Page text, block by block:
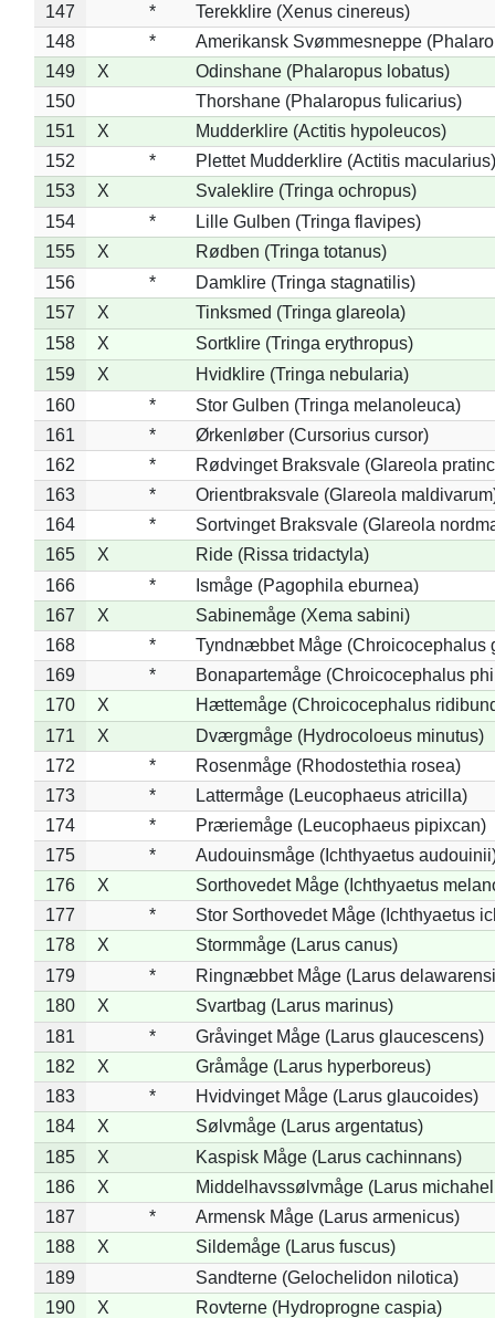
147
*
Terekklire (Xenus cinereus)
148
*
Amerikansk Svømmesneppe
149
X
Odinshane (Phalaropus lobatus)
150
Thorshane (Phalaropus fulicarius)
151
X
Mudderklire (Actitis hypoleucos)
152
*
Plettet Mudderklire (Actitis macularius)
153
X
Svaleklire (Tringa ochropus)
154
*
Lille Gulben (Tringa flavipes)
155
X
Rødben (Tringa totanus)
156
*
Damklire (Tringa stagnatilis)
157
X
Tinksmed (Tringa glareola)
158
X
Sortklire (Tringa erythropus)
159
X
Hvidklire (Tringa nebularia)
160
*
Stor Gulben (Tringa melanoleuca)
161
*
Ørkenløber (Cursorius cursor)
162
*
Rødvinget Braksvale (Glareola
163
*
Orientbraksvale (Glareola
164
*
Sortvinget Braksvale (Glareola
165
X
Ride (Rissa tridactyla)
166
*
Ismåge (Pagophila eburnea)
167
X
Sabinemåge (Xema sabini)
168
*
Tyndnæbbet Måge (Chroicocephalus
169
*
Bonapartemåge (Chroicocephalus
170
X
Hættemåge (Chroicocephalus
171
X
Dværgmåge (Hydrocoloeus minutus)
172
*
Rosenmåge (Rhodostethia rosea)
173
*
Lattermåge (Leucophaeus atricilla)
174
*
Præriemåge (Leucophaeus pipixcan)
175
*
Audouinsmåge (Ichthyaetus
176
X
Sorthovedet Måge (Ichthyaetus
177
*
Stor Sorthovedet Måge (Ichthyaetus
178
X
Stormmåge (Larus canus)
179
*
Ringnæbbet Måge (Larus
180
X
Svartbag (Larus marinus)
181
*
Gråvinget Måge (Larus glaucescens)
182
X
Gråmåge (Larus hyperboreus)
183
*
Hvidvinget Måge (Larus glaucoides)
184
X
Sølvmåge (Larus argentatus)
185
X
Kaspisk Måge (Larus cachinnans)
186
X
Middelhavssølvmåge (Larus
187
*
Armensk Måge (Larus armenicus)
188
X
Sildemåge (Larus fuscus)
189
Sandterne (Gelochelidon nilotica)
190
X
Rovterne (Hydroprogne caspia)